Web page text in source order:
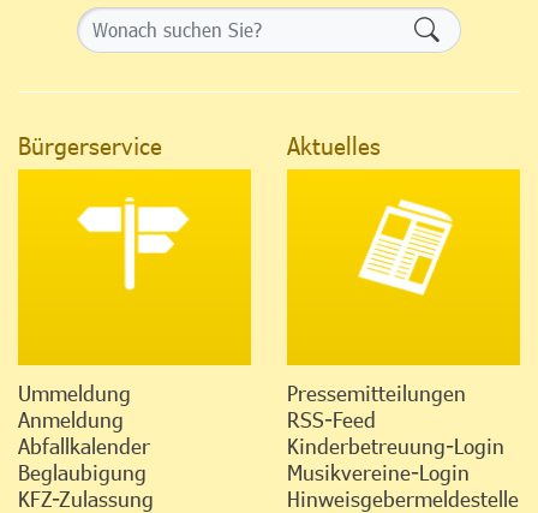
Bürgerservice
Ummeldung
Anmeldung
Abfallkalender
Beglaubigung
KFZ-Zulassung
Aktuelles
Pressemitteilungen
RSS-Feed
Kinderbetreuung-Login
Musikvereine-Login
Hinweisgebermeldestelle